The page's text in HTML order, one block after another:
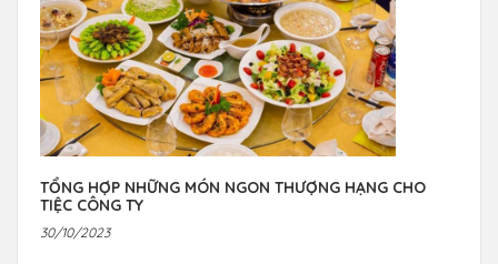
TỔNG HỢP NHỮNG MÓN NGON THƯỢNG HẠNG CHO
TIỆC CÔNG TY
30/10/2023